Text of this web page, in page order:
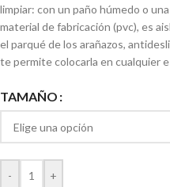
limpiar: con un paño húmedo o
material de fabricación (pvc), es
el parqué de los arañazos,
te permite colocarla en cualquier
TAMAÑO
- +